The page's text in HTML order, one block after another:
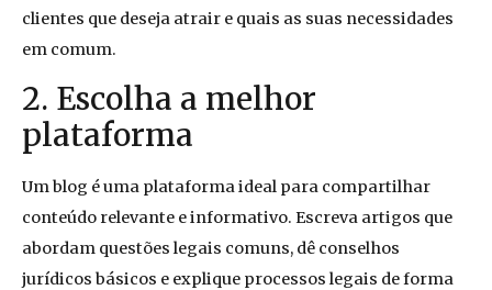
clientes que deseja atrair e quais as suas necessidades
em comum.
2. Escolha a melhor
plataforma
Um blog é uma plataforma ideal para compartilhar
conteúdo relevante e informativo. Escreva artigos que
abordam questões legais comuns, dê conselhos
jurídicos básicos e explique processos legais de forma